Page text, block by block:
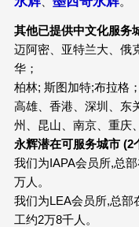
其他已提供中文化服务
迈阿密、亚特兰大、俄
华；
柏林; 斯图加特;布拉格
高雄、香港、深圳、东
州、昆山、南京、重庆
永辉潜在可服务城市 (2
我们为IAPA会员所,总
万人。
我们为LEA会员所,总部
工约2万8千人。